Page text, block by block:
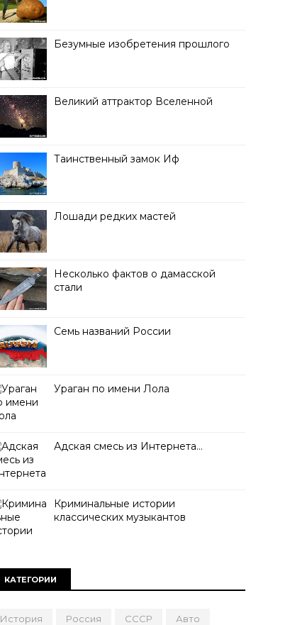
Безумные изобретения прошлого
Великий аттрактор Вселенной
Таинственный замок Иф
Лошади редких мастей
Несколько фактов о дамасской
стали
Семь названий России
Ураган по имени Лола
Адская смесь из Интернета…
Криминальные истории
классических музыкантов
КАТЕГОРИИ
История Россия СССР Авто